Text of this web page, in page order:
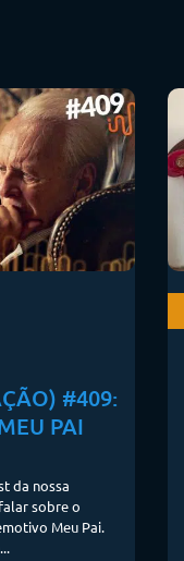
#409:
PAI
da nossa
sobre o
Meu Pai.